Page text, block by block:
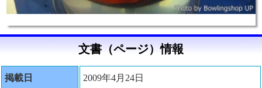
文書（ページ）情報
掲載日 2009年4月24日